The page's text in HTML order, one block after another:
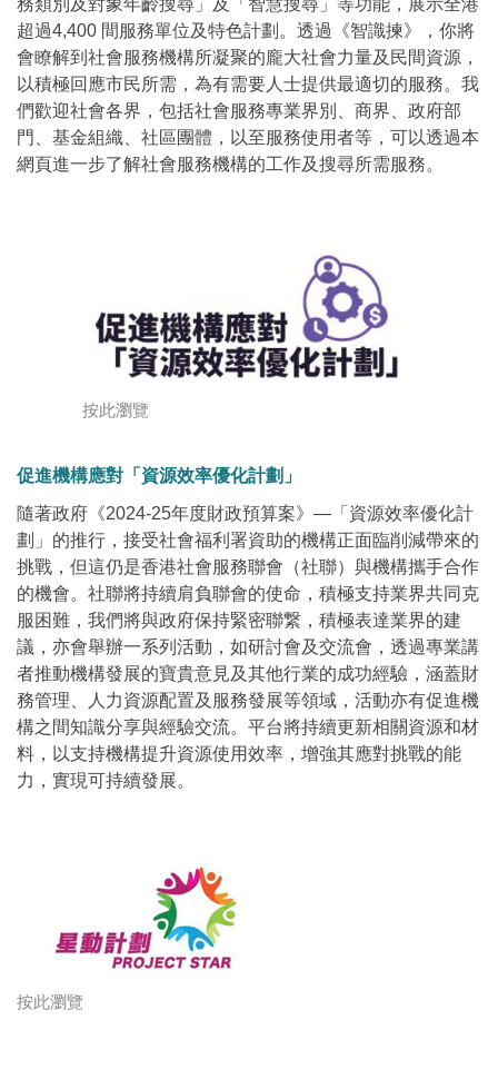
超過4,400 間服務單位及特色計劃。透過《智識揀》，你將
會瞭解到社會服務機構所凝聚的龐大社會力量及民間資源，
以積極回應市民所需，為有需要人士提供最適切的服務。我
們歡迎社會各界，包括社會服務專業界別、商界、政府部
門、基金組織、社區團體，以至服務使用者等，可以透過本
網頁進一步了解社會服務機構的工作及搜尋所需服務。
按此瀏覽
促進機構應對「資源效率優化計劃」
隨著政府《2024-25年度財政預算案》—「資源效率優化計
劃」的推行，接受社會福利署資助的機構正面臨削減帶來的
挑戰，但這仍是香港社會服務聯會（社聯）與機構攜手合作
的機會。社聯將持續肩負聯會的使命，積極支持業界共同克
服困難，我們將與政府保持緊密聯繋，積極表達業界的建
議，亦會舉辦一系列活動，如研討會及交流會，透過專業講
者推動機構發展的寶貴意見及其他行業的成功經驗，涵蓋財
務管理、人力資源配置及服務發展等領域，活動亦有促進機
構之間知識分享與經驗交流。平台將持續更新相關資源和材
料，以支持機構提升資源使用效率，增強其應對挑戰的能
力，實現可持續發展。
按此瀏覽